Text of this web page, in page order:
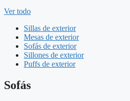
Ver todo
Sillas de exterior
Mesas de exterior
Sofás de exterior
Sillones de exterior
Puffs de exterior
Sofás